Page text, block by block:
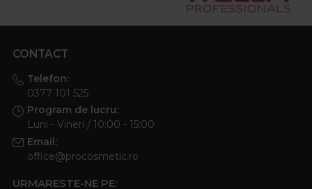
CONTACT
Telefon:
0377 101 525
Program de lucru:
Luni - Vineri / 10:00 - 15:00
Email:
office@procosmetic.ro
URMARESTE-NE PE: